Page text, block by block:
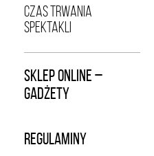
CZAS TRWANIA
SPEKTAKLI
SKLEP ONLINE –
GADŻETY
REGULAMINY